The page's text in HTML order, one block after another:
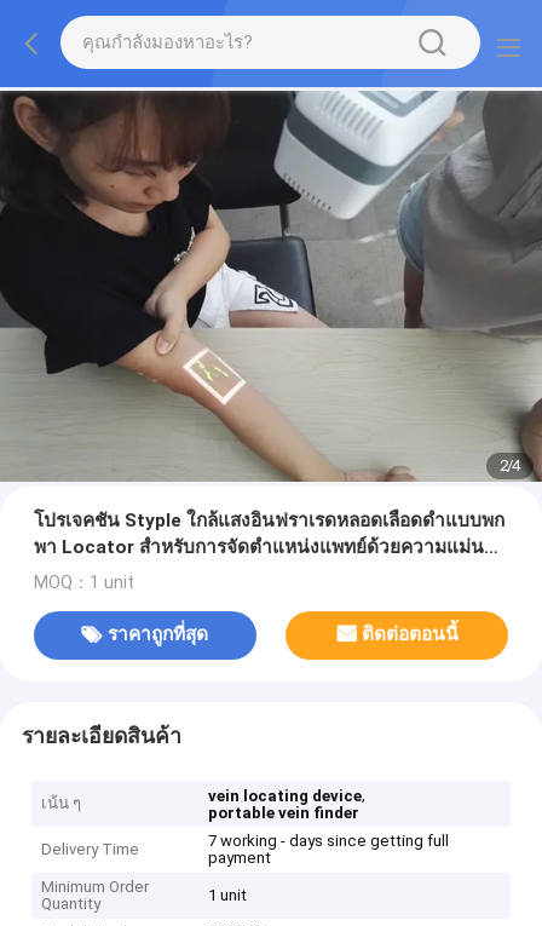
2/4
โปรเจคชัน Styple ใกล้แสงอินฟราเรดหลอดเลือดดำแบบพก
พา Locator สำหรับการจัดตำแหน่งแพทย์ด้วยความแม่นยำ
สูง
MOQ：1 unit
ราคาถูกที่สุด ติดต่อตอนนี้
รายละเอียดสินค้า
เน้น ๆ vein locating device,
portable vein finder
Delivery Time
7 working - days since getting full
payment
Minimum Order
Quantity
1 unit